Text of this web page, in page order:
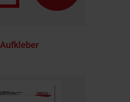
Aufkleber